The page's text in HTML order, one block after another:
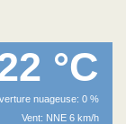
°C
nuageuse: 0 %
Vent: NNE 6 km/h